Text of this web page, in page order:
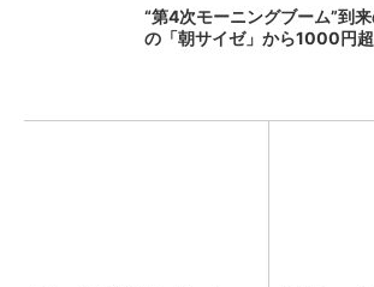
“第4次モーニングブーム”到
の「朝サイゼ」から1000円